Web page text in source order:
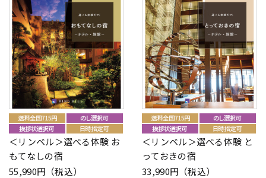
＜リンベル＞選べる体験 お
もてなしの宿
55,990円（税込）
＜リンベル＞選べる体験 と
っておきの宿
33,990円（税込）